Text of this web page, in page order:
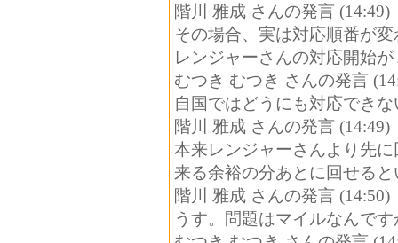
階川 雅成 さんの発言 (14:49)
その場合、実は対応順番が変
レンジャーさんの対応開始
むつき むつき さんの発言
自国ではどうにも対応でき
階川 雅成 さんの発言 (14:49)
本来レンジャーさんより先
来る余裕の分あとに回せる
階川 雅成 さんの発言 (14:50)
うす。問題はマイルなんです